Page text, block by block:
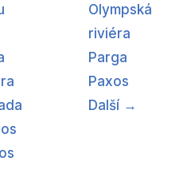
Olympská
riviéra
Parga
Paxos
Další →